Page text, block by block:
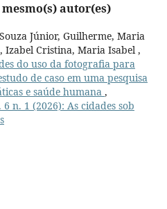
autor(es)
Júnior, Guilherme, Maria
Izabel Cristina, Maria Isabel ,
do uso da fotografia para
de caso em uma pesquisa
e saúde humana ,
6 n. 1 (2026): As cidades sob